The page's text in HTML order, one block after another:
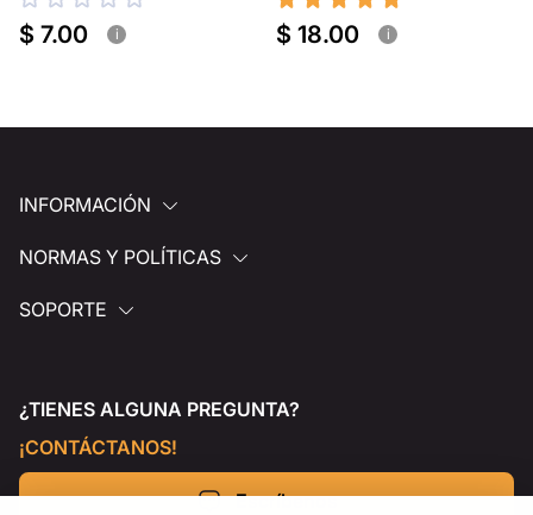
$ 7.00 i $ 18.00 i
INFORMACIÓN
NORMAS Y POLÍTICAS
SOPORTE
¿TIENES ALGUNA PREGUNTA?
¡CONTÁCTANOS!
Escríbenos